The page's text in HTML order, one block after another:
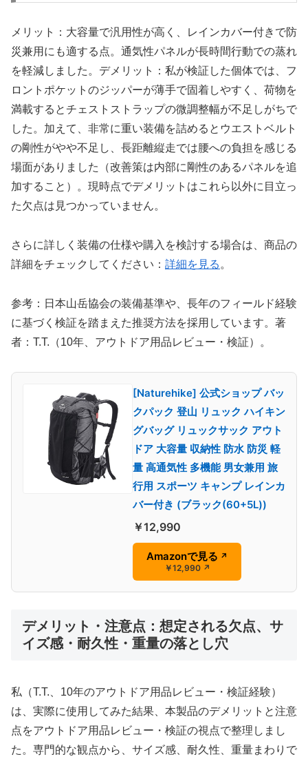
メリット：大容量で汎用性が高く、レインカバー付きで防
災兼用にも適する点。通気性パネルが長時間行動での蒸れ
を軽減しました。デメリット：私が検証した個体では、フ
ロントポケットのジッパーが薄手で固着しやすく、荷物を
満載するとチェストストラップの微調整幅が不足しがちで
した。加えて、非常に重い装備を詰めるとウエストベルト
の剛性がやや不足し、長距離縦走では腰への負担を感じる
場面がありました（改善策は内部に剛性のあるパネルを追
加すること）。現時点でデメリットはこれら以外に目立っ
た欠点は見つかっていません。
さらに詳しく装備の仕様や購入を検討する場合は、商品の
詳細をチェックしてください： 詳細を見る 。
参考：日本山岳協会の装備基準や、長年のフィールド経験
に基づく検証を踏まえた推奨方法を採用しています。著
者：T.T.（10年、アウトドア用品レビュー・検証）。
[Naturehike] 公式ショップ バッ
クパック 登山 リュック ハイキン
グバッグ リュックサック アウト
ドア 大容量 収納性 防水 防災 軽
量 高通気性 多機能 男女兼用 旅
行用 スポーツ キャンプ レインカ
バー付き (ブラック(60+5L))
￥12,990
Amazonで見る ↗
￥12,990 ↗
デメリット・注意点：想定される欠点、サ
イズ感・耐久性・重量の落とし穴
私（T.T.、10年のアウトドア用品レビュー・検証経験）
は、実際に使用してみた結果、本製品のデメリットと注意
点をアウトドア用品レビュー・検証の視点で整理しまし
た。専門的な観点から、サイズ感、耐久性、重量まわりで